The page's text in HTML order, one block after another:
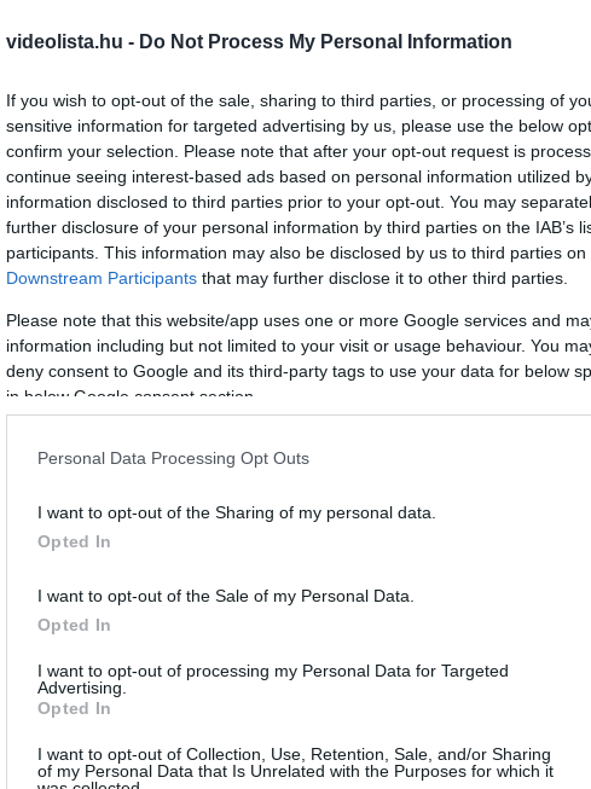
videolista.hu - Do Not Process My Personal Information
If you wish to opt-out of the sale, sharing to third parties, or processing of
sensitive information for targeted advertising by us, please use the below
confirm your selection. Please note that after your opt-out request is
continue seeing interest-based ads based on personal information utilized
information disclosed to third parties prior to your opt-out. You may
further disclosure of your personal information by third parties on the IAB’s
participants. This information may also be disclosed by us to third parties on
Downstream Participants that may further disclose it to other third parties.
Please note that this website/app uses one or more Google services and
information including but not limited to your visit or usage behaviour. You
deny consent to Google and its third-party tags to use your data for below
in below Google consent section.
Personal Data Processing Opt Outs
I want to opt-out of the Sharing of my personal data.
Opted In
I want to opt-out of the Sale of my Personal Data.
Opted In
I want to opt-out of processing my Personal Data for Targeted
Advertising.
Opted In
I want to opt-out of Collection, Use, Retention, Sale, and/or Sharing
of my Personal Data that Is Unrelated with the Purposes for which it